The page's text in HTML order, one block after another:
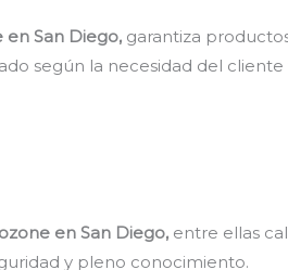
San Diego, garantiza
según la necesidad del
en San Diego, entre ellas
y pleno conocimiento.